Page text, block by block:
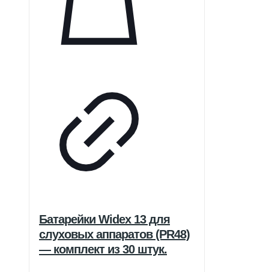
Батарейки Widex 13 для
слуховых аппаратов (PR48)
— комплект из 30 штук.